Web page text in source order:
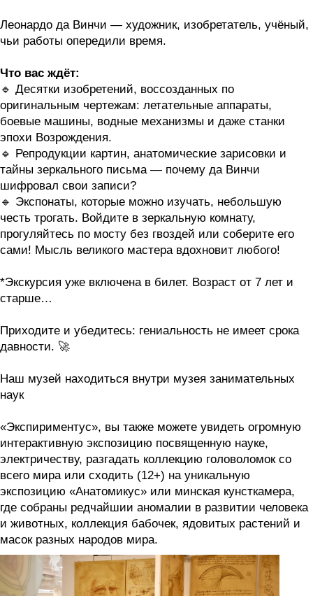
Леонардо да Винчи — художник, изобретатель, учёный,
чьи работы опередили время.
Что вас ждёт:
🔹 Десятки изобретений, воссозданных по
оригинальным чертежам: летательные аппараты,
боевые машины, водные механизмы и даже станки
эпохи Возрождения.
🔹 Репродукции картин, анатомические зарисовки и
тайны зеркального письма — почему да Винчи
шифровал свои записи?
🔹 Экспонаты, которые можно изучать, небольшую
честь трогать. Войдите в зеркальную комнату,
прогуляйтесь по мосту без гвоздей или соберите его
сами! Мысль великого мастера вдохновит любого!
*Экскурсия уже включена в билет. Возраст от 7 лет и
старше…
Приходите и убедитесь: гениальность не имеет срока
давности. 🚀
Наш музей находиться внутри музея занимательных
наук
«Экспириментус», вы также можете увидеть огромную
интерактивную экспозицию посвященную науке,
электричеству, разгадать коллекцию головоломок со
всего мира или сходить (12+) на уникальную
экспозицию «Анатомикус» или минская кунсткамера,
где собраны редчайшии аномалии в развитии человека
и животных, коллекция бабочек, ядовитых растений и
масок разных народов мира.